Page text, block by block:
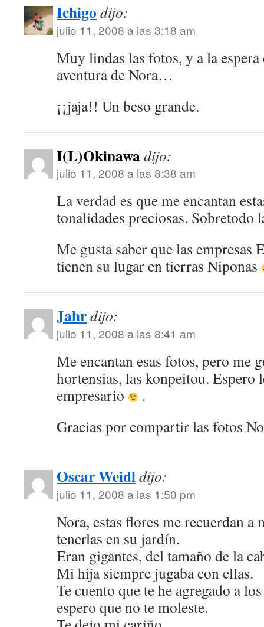
Ichigo dijo:
julio 11, 2008 a las 3:18 am
Muy lindas las fotos, y a la
aventura de Nora…
¡¡jaja!! Un beso grande.
I(L)Okinawadijo:
julio 11, 2008 a las 8:38 am
La verdad es que me encantan
tonalidades preciosas. Sobretodo
Me gusta saber que las empresas
tienen su lugar en tierras Niponas
Jahrdijo:
julio 11, 2008 a las 8:41 am
Me encantan esas fotos, pero me
hortensias, las konpeitou. Espero
empresario
.
Gracias por compartir las fotos
Oscar Weidldijo:
julio 11, 2008 a las 1:50 pm
Nora, estas flores me recuerdan a
tenerlas en su jardín.
Eran gigantes, del tamaño de la
Mi hija siempre jugaba con ellas.
Te cuento que te he agregado a
espero que no te moleste.